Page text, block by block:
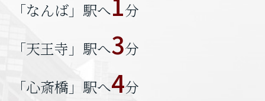
「なんば」駅へ
分
「天王寺」駅へ3分
「心斎橋」駅へ4分